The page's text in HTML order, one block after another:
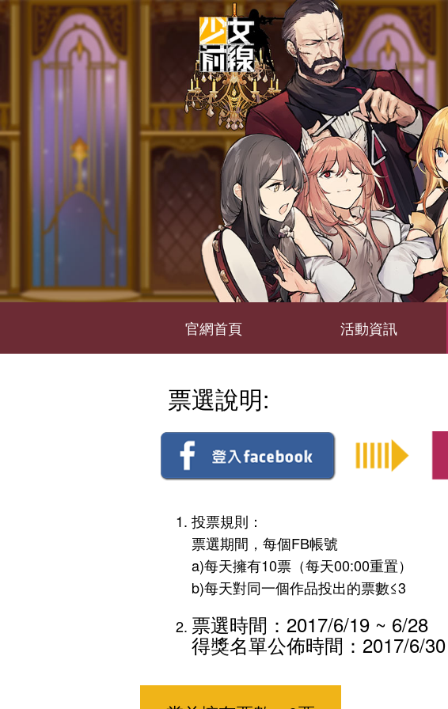
官網首頁 活動資訊
票選說明:
投票規則：
票選期間，每個FB帳號
a)每天擁有10票（每天00:00重置）
b)每天對同一個作品投出的票數≤3
票選時間：2017/6/19 ~ 6/28
得獎名單公佈時間：2017/6/